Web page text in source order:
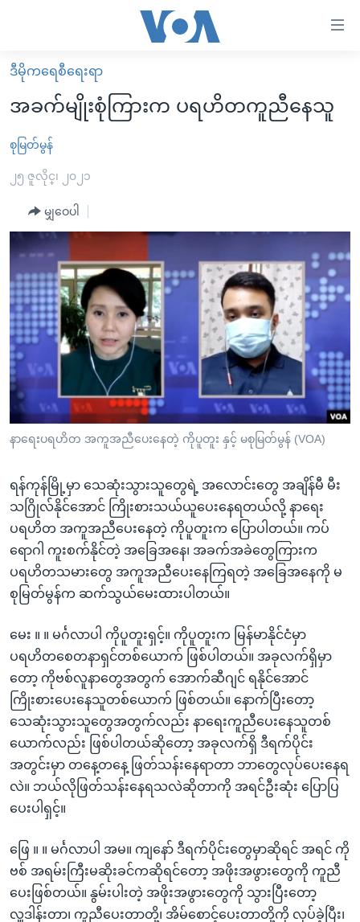
လွယ်ကူ
စေ
Link
များ
အကြောင်းအရာ
သို့
ကျော်
ကြည့်
ရန်
ပင်မ
အ
ညွန်း
စာမျက်နှာ
ကျော်
ကြည့်
ရှာဖွေ
နေရာ
ကျော်
မူလစာမျက်နှာ
မြန်မာ
ကမ္ဘာ့သတင်းများ
နိုင်ငံတကာ
တရုတ်
အစ္စရေး-ပါလက်စတိုင်း
ဗွီဒီယို
ရပ်ဝန်းတခု လမ်းတခု အလွန်
အင်္ဂလိပ်စာလေ့လာမယ်
အမေရိကန်သုံးအီဒီယံ
မကြေးမုံရဲ့ အင်္ဂလိပ်စာ
ရုပ်ရှင်ထဲက အင်္ဂလိပ်စာ
သုတပဒေသာ အင်္ဂလိပ်စာ
အပတ်စဉ်ကဏ္ဍများ
ရေဒီယို
တီဗွီ
ရေဒီယိုနှင့်ရုပ်သံ အချက်အလက်များ
ရေဒီယို/တီဗွီအစီအစဉ်
Learning English
ဗွီအိုအေ လူမှုကွန်ယက်များ
ဘာသာစကားများ
ဒီမိုကရေစီရေးရာ
အခက်မျိုးစုံကြားက ပရဟိတကူညီနေသူ
စုမြတ်မွန်
၂၅ ဇူလိုင္၊ ၂၀၂၁
မျှဝေပါ
နာရေးပရဟိတ အကူအညီပေးနေတဲ့ ကိုပူတူး နှင့် မစုမြတ်မွန် (VOA)
ရန်ကုန်မြို့မှာ သေဆုံးသွားသူတွေရဲ့ အလောင်းတွေ အချိန်မီ မီး
သဂြိုလ်နိုင်အောင် ကြိုးစားသယ်ယူပေးနေရတယ်လို့ နာရေး
ပရဟိတ အကူအညီပေးနေတဲ့ ကိုပူတူးက ပြောပါတယ်။ ကပ်
ရောဂါ ကူးစက်နိုင်တဲ့ အခြေအနေ၊ အခက်အခဲတွေကြားက
ပရဟိတသမားတွေ အကူအညီပေးနေကြရတဲ့ အခြေအနေကို မ
စုမြတ်မွန်က ဆက်သွယ်မေးထားပါတယ်။
မေး ။ ။ မင်္ဂလာပါ ကိုပူတူးရှင့်။ ကိုပူတူးက မြန်မာနိုင်ငံမှာ
ပရဟိတစေတနာရှင်တစ်ယောက် ဖြစ်ပါတယ်။ အခုလက်ရှိမှာ
တော့ ကိုဗစ်လူနာတွေအတွက် အောက်ဆီဂျင် ရနိုင်အောင်
ကြိုးစားပေးနေသူတစ်ယောက် ဖြစ်တယ်။ နောက်ပြီးတော့
သေဆုံးသွားသူတွေအတွက်လည်း နာရေးကူညီပေးနေသူတစ်
ယောက်လည်း ဖြစ်ပါတယ်ဆိုတော့ အခုလက်ရှိ ဒီရက်ပိုင်း
အတွင်းမှာ တနေ့တနေ့ ဖြတ်သန်းနေရာတာ ဘာတွေလုပ်ပေးနေရ
လဲ။ ဘယ်လိုဖြတ်သန်းနေရသလဲဆိုတာကို အရင်ဦးဆုံး ပြောပြ
ပေးပါရှင့်။
ဖြေ ။ ။ မင်္ဂလာပါ အမ။ ကျနော် ဒီရက်ပိုင်းတွေမှာဆိုရင် အရင် ကို
ဗစ် အရမ်းကြီးမဆိုးခင်ကဆိုရင်တော့ အဖိုးအဖွားတွေကို ကူညီ
ပေးဖြစ်တယ်။ နွမ်းပါးတဲ့ အဖိုးအဖွားတွေကို သွားပြီးတော့
လှူဒါန်းတာ၊ ကူညီပေးတာတို့၊ အိမ်စောင့်ပေးတာတို့ကို လုပ်ခဲ့ပြီး၊